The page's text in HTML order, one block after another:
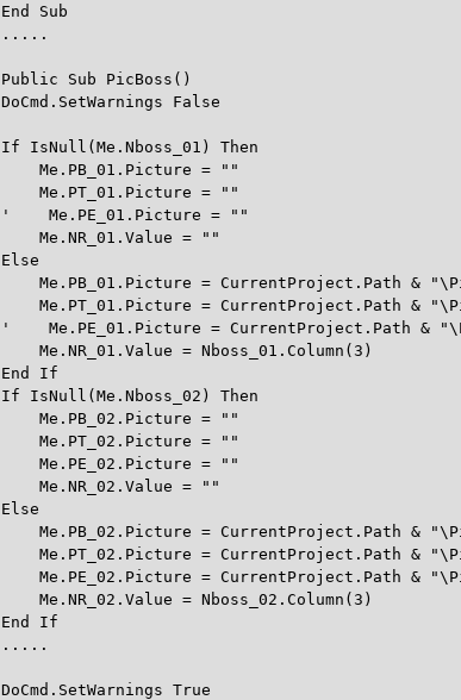
End Sub
.....
Public Sub PicBoss()
DoCmd.SetWarnings False
If IsNull(Me.Nboss_01) Then
Me.PB_01.Picture = ""
Me.PT_01.Picture = ""
' Me.PE_01.Picture = ""
Me.NR_01.Value = ""
Else
Me.PB_01.Picture = CurrentProject.Path &
Me.PT_01.Picture = CurrentProject.Path &
' Me.PE_01.Picture = CurrentProject.Path &
Me.NR_01.Value = Nboss_01.Column(3)
End If
If IsNull(Me.Nboss_02) Then
Me.PB_02.Picture = ""
Me.PT_02.Picture = ""
Me.PE_02.Picture = ""
Me.NR_02.Value = ""
Else
Me.PB_02.Picture = CurrentProject.Path &
Me.PT_02.Picture = CurrentProject.Path &
Me.PE_02.Picture = CurrentProject.Path &
Me.NR_02.Value = Nboss_02.Column(3)
End If
.....
DoCmd.SetWarnings True